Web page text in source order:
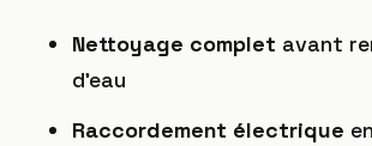
Nettoyage complet avant
d’eau
Raccordement électrique